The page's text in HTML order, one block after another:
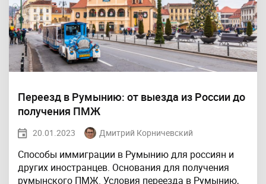
Переезд в Румынию: от выезда из России до
получения ПМЖ
20.01.2023 Дмитрий Корничевский
Способы иммиграции в Румынию для россиян и
других иностранцев. Основания для получения
румынского ПМЖ. Условия переезда в Румынию,